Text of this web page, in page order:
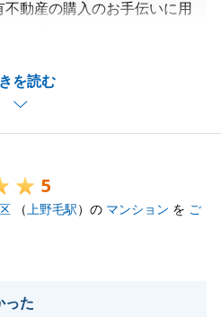
を読む
動産の購入のお手伝いに用
てたこと大変光栄でござい
らのお住替えという事で、
、心から願っております。
して、何かあった際にはお
と幸いでございます。
ますよう、お願い申し上げ
5
（ 上野毛駅）の マンション を ご
った